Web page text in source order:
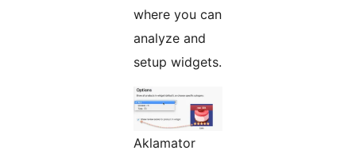
where you can
analyze and
setup widgets.
Aklamator